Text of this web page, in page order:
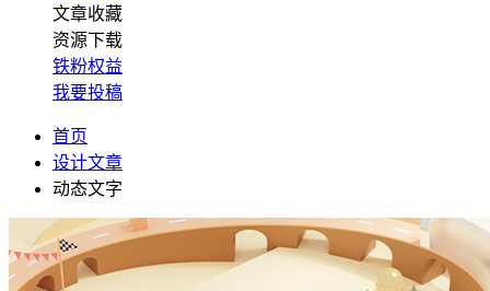
文章收藏
资源下载
铁粉权益
我要投稿
首页
设计文章
动态文字